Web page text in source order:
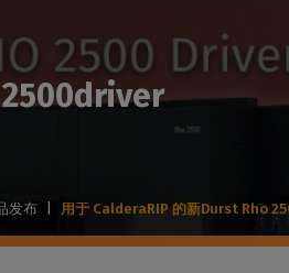
版
程和排版
印刷生产软件
Caldera
CalderaDock
管理所有Caldera
务
培训Center
印刷
推动印刷生产
色彩管理
节省墨水
成功案例
客户故事和使用案例
打印实验室网络研讨会
通讯
在您的邮箱中直接接收我们的
新闻
发布 用于 CalderaRIP 的新Durst Rho